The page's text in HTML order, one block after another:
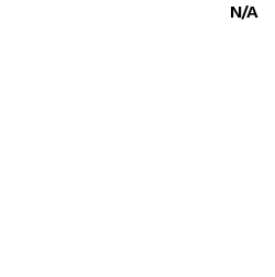
N/A